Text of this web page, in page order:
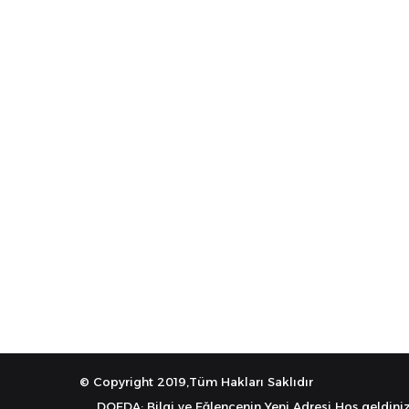
© Copyright 2019,Tüm Hakları Saklıdır